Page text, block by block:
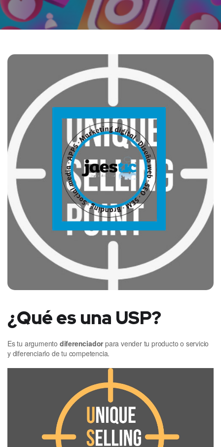
¿Qué es una USP?
Es tu argumento diferenciadorpara vender tu producto o servicio
y diferenciarlo de tu competencia.